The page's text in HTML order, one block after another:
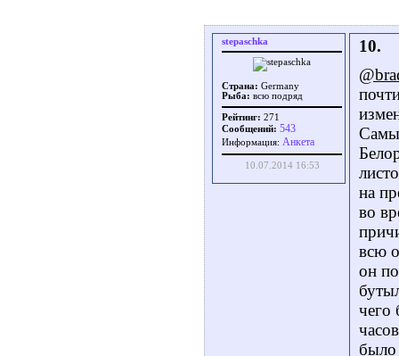
stepaschka
Страна: Germany
Рыба: всю подряд
Рейтинг: 271
Сообщений: 543
Информация: Aнкета
10.07.2014 16:53
10.
на
во
всю
он
чего
было